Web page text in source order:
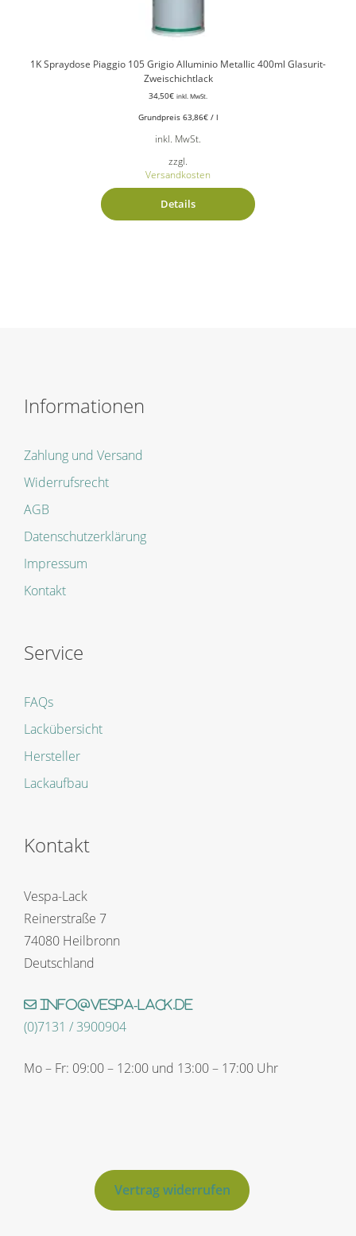
1K Spraydose Piaggio 105 Grigio Alluminio Metallic 400ml Glasurit-
Zweischichtlack
34,50€ inkl. MwSt.
Grundpreis 63,86€/ l
inkl. MwSt.
zzgl.
Versandkosten
Details
Informationen
Zahlung und Versand
Widerrufsrecht
AGB
Datenschutzerklärung
Impressum
Kontakt
Service
FAQs
Lackübersicht
Hersteller
Lackaufbau
Kontakt
Vespa-Lack
Reinerstraße 7
74080 Heilbronn
Deutschland
info@vespa-lack.de
(0)7131 / 3900904
Mo – Fr: 09:00 – 12:00 und 13:00 – 17:00 Uhr
Vertrag widerrufen